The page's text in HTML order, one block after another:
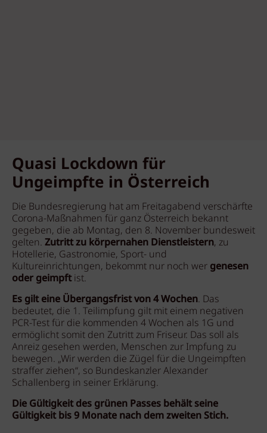
Quasi Lockdown für
Ungeimpfte in Österreich
Die Bundesregierung hat am Freitagabend verschärfte
Corona-Maßnahmen für ganz Österreich bekannt
gegeben, die ab Montag, den 8. November bundesweit
gelten. Zutritt zu körpernahen Dienstleistern, zu
Hotellerie, Gastronomie, Sport- und
Kultureinrichtungen, bekommt nur noch wer genesen
oder geimpftist.
Es gilt eine Übergangsfrist von 4 Wochen. Das
bedeutet, die 1. Teilimpfung gilt mit einem negativen
PCR-Test für die kommenden 4 Wochen als 1G und
ermöglicht somit den Zutritt zum Friseur. Das soll als
Anreiz gesehen werden, Menschen zur Impfung zu
bewegen. „Wir werden die Zügel für die Ungeimpften
straffer ziehen“, so Bundeskanzler Alexander
Schallenberg in seiner Erklärung.
Die Gültigkeit des grünen Passes behält seine
Gültigkeit bis 9 Monate nach dem zweiten Stich.